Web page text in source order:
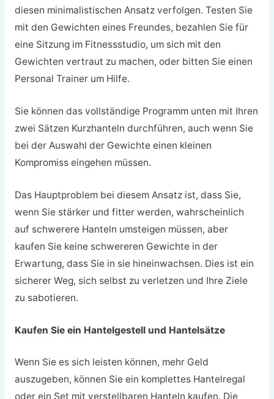
diesen minimalistischen Ansatz verfolgen. Testen Sie
mit den Gewichten eines Freundes, bezahlen Sie für
eine Sitzung im Fitnessstudio, um sich mit den
Gewichten vertraut zu machen, oder bitten Sie einen
Personal Trainer um Hilfe.
Sie können das vollständige Programm unten mit Ihren
zwei Sätzen Kurzhanteln durchführen, auch wenn Sie
bei der Auswahl der Gewichte einen kleinen
Kompromiss eingehen müssen.
Das Hauptproblem bei diesem Ansatz ist, dass Sie,
wenn Sie stärker und fitter werden, wahrscheinlich
auf schwerere Hanteln umsteigen müssen, aber
kaufen Sie keine schwereren Gewichte in der
Erwartung, dass Sie in sie hineinwachsen. Dies ist ein
sicherer Weg, sich selbst zu verletzen und Ihre Ziele
zu sabotieren.
Kaufen Sie ein Hantelgestell und Hantelsätze
Wenn Sie es sich leisten können, mehr Geld
auszugeben, können Sie ein komplettes Hantelregal
oder ein Set mit verstellbaren Hanteln kaufen. Die